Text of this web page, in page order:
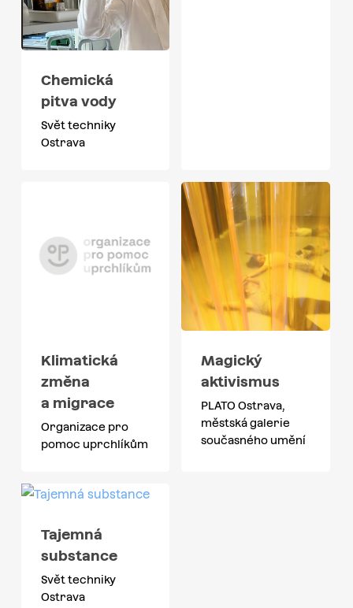
Chemická
pitva vody
Svět techniky
Ostrava
Klimatická
změna
a migrace
Organizace pro
pomoc uprchlíkům
Magický
aktivismus
PLATO Ostrava,
městská galerie
současného umění
Tajemná
substance
Svět techniky
Ostrava